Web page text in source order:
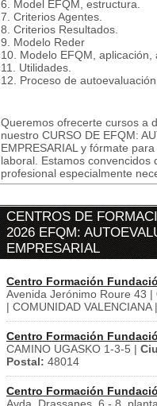
6. Model EFQM, estructura.
7. Criterios Agentes.
8. Criterios Resultados.
9. Modelo Reder
10. Modelo EFQM, aplicación,
11. Utilidades.
12. Proceso de autoevaluación.
Queremos ofrecerte cursos a
nuestro CURSO DE EFQM:
EMPRESARIAL y fórmate
laboral. Estamos
profesional especialmente
CENTROS DE
2026 EFQM:
EMPRESARIAL
Centro Formación
Avenida Jerónimo Roure 43 |
| COMUNIDAD VALENCIANA |
Centro Formación
CAMINO UGASKO 1-3-5 |
Postal: 48014
Centro Formación